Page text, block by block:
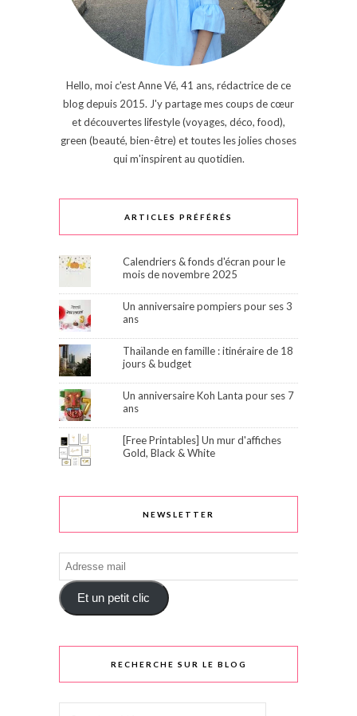
Hello, moi c'est Anne Vé, 41 ans, rédactrice de ce
blog depuis 2015. J'y partage mes coups de cœur
et découvertes lifestyle (voyages, déco, food),
green (beauté, bien-être) et toutes les jolies choses
qui m'inspirent au quotidien.
ARTICLES PRÉFÉRÉS
Calendriers & fonds d'écran pour le
mois de novembre 2025
Un anniversaire pompiers pour ses 3
ans
Thaïlande en famille : itinéraire de 18
jours & budget
Un anniversaire Koh Lanta pour ses 7
ans
[Free Printables] Un mur d'affiches
Gold, Black & White
NEWSLETTER
Adresse
mail
Et un petit clic
RECHERCHE SUR LE BLOG